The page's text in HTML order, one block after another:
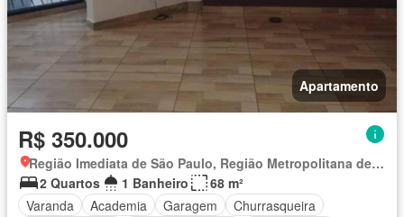
Apartamento
R$ 350.000
Região Imediata de São Paulo, Região Metropolitana de São Paulo
2 Quartos
1 Banheiro
68 m²
Varanda
Academia Garagem
Churrasqueira